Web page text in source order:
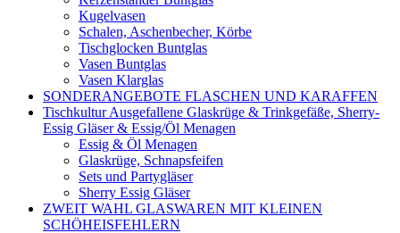
Kugelvasen
Schalen, Aschenbecher, Körbe
Tischglocken Buntglas
Vasen Buntglas
Vasen Klarglas
SONDERANGEBOTE FLASCHEN UND KARAFFEN
Tischkultur Ausgefallene Glaskrüge & Trinkgefäße, Sherry-
Essig Gläser & Essig/Öl Menagen
Essig & Öl Menagen
Glaskrüge, Schnapsfeifen
Sets und Partygläser
Sherry Essig Gläser
ZWEIT WAHL GLASWAREN MIT KLEINEN
SCHÖHEISFEHLERN